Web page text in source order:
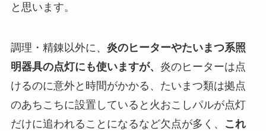
と思います。
調理・精錬以外に、 炎のヒーターやたいまつ系照
明器具の点灯にも使いますが、 炎のヒーターは点
けるのに意外と時間がかかる、たいまつ類は拠点
のあちこちに設置していると火おこしパルが点灯
だけに追われることになるなど欠点が多く、
これ